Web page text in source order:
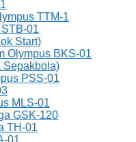
TTM-1
01
Start)
Olympus BKS-01
Sepakbola)
PSS-01
MLS-01
GSK-120
TH-01
01